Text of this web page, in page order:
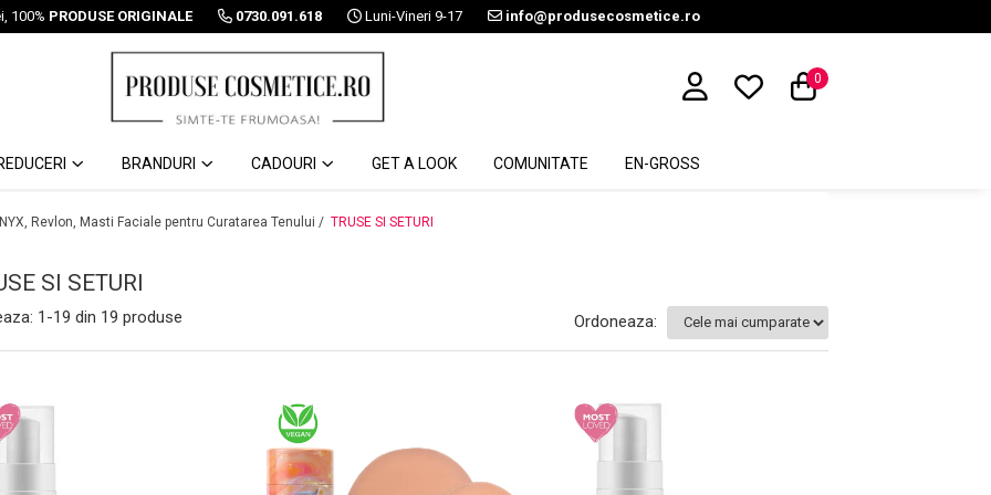
100% PRODUSE ORIGINALE 0730.091.618 Luni-Vineri 9-17 info@produsecosmetice.ro
0
BRANDURI CADOURI GET A LOOK COMUNITATE EN-GROSS
Revlon, Masti Faciale pentru Curatarea Tenului / TRUSE SI SETURI
SI SETURI
1-19 din 19 produse Ordoneaza: